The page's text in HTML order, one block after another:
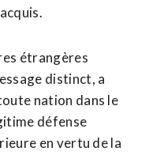
étrangères
distinct, a
nation dans le
défense
en vertu de la